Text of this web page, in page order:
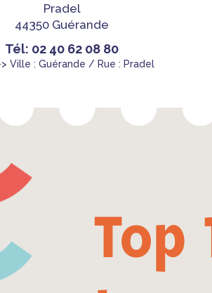
Pradel
44350 Guérande
Tél: 02 40 62 08 80
Ville : Guérande / Rue : Pradel